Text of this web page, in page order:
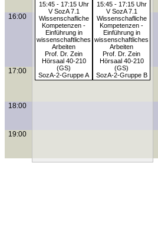
15:45 - 17:15 Uhr
V SozA 7.1
Wissenschafliche
Kompetenzen -
Einführung in
wissenschaftliches
Arbeiten
Prof. Dr. Zein
Hörsaal 40-210
(GS)
SozA-2-Gruppe A
15:45 - 17:15 Uhr
V SozA 7.1
Wissenschafliche
Kompetenzen -
Einführung in
wissenschaftliches
Arbeiten
Prof. Dr. Zein
Hörsaal 40-210
(GS)
SozA-2-Gruppe B
16:00
17:00
18:00
19:00